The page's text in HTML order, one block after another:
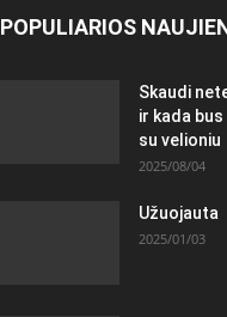
POPULIARIOS
Skaudi
ir kada
su velioniu
2025/08/04
Užuojauta
2025/01/03